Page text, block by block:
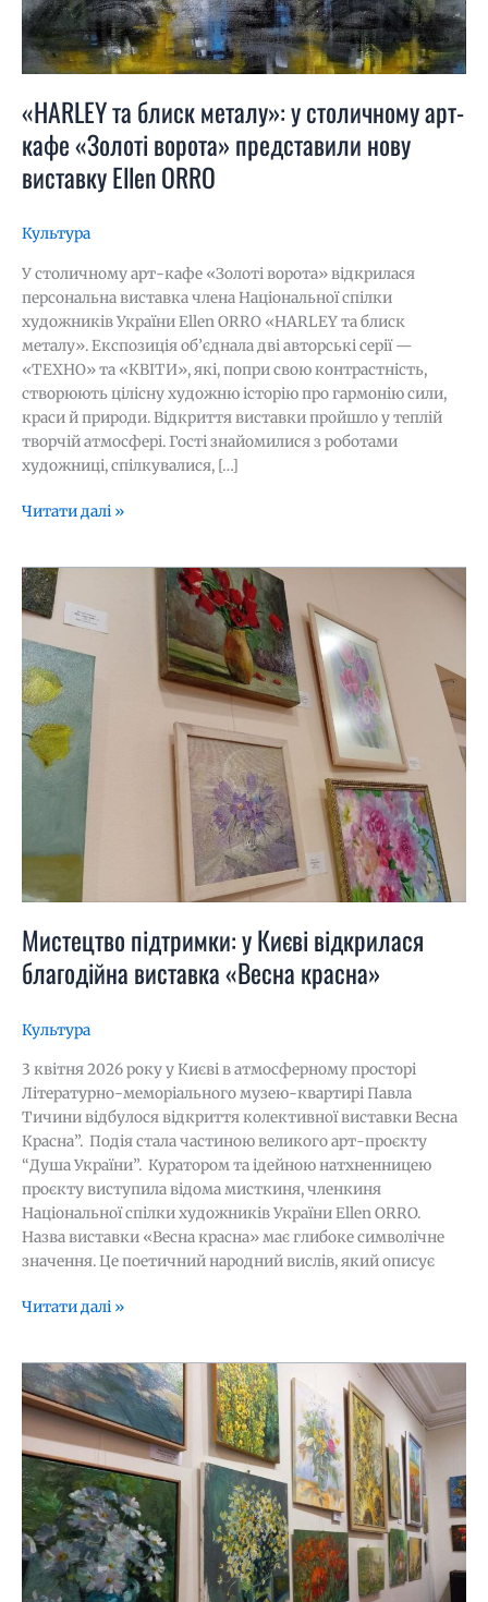
«HARLEY та блиск металу»: у столичному арт-
кафе «Золоті ворота» представили нову
виставку Ellen ORRO
Культура
У столичному арт-кафе «Золоті ворота» відкрилася
персональна виставка члена Національної спілки
художників України Ellen ORRO «HARLEY та блиск
металу». Експозиція об’єднала дві авторські серії —
«ТЕХНО» та «КВІТИ», які, попри свою контрастність,
створюють цілісну художню історію про гармонію сили,
краси й природи. Відкриття виставки пройшло у теплій
творчій атмосфері. Гості знайомилися з роботами
художниці, спілкувалися, […]
представили
нову
виставку
Ellen
ORRO
Читати далі »
Мистецтво підтримки: у Києві відкрилася
благодійна виставка «Весна красна»
Культура
3 квітня 2026 року у Києві в атмосферному просторі
Літературно-меморіального музею-квартирі Павла
Тичини відбулося відкриття колективної виставки Весна
Красна”. Подія стала частиною великого арт-проєкту
“Душа України”. Куратором та ідейною натхненницею
проєкту виступила відома мисткиня, членкиня
Національної спілки художників України Ellen ORRO.
Назва виставки «Весна красна» має глибоке символічне
значення. Це поетичний народний вислів, який описує
Мистецтво
підтримки:
Києві
відкрилася
благодійна
виставка
«Весна
красна»
Читати далі »
Магія
живопису
та
щедрість
сердець:
у
Києві
відкрилася
виставка
“Коли